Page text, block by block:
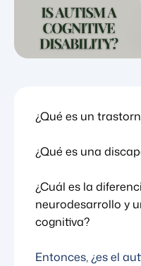
¿Qué es un
¿Qué es una
¿Cuál es la
neurodesarrollo y
cognitiva?
Entonces, ¿es el